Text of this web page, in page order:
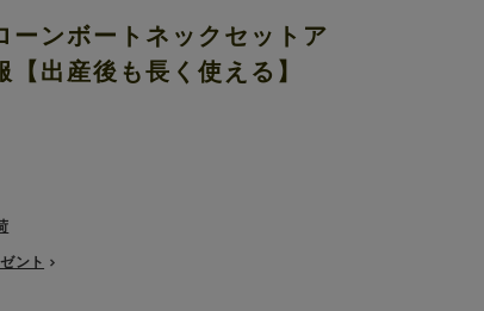
ーンボートネックセットア
出産後も長く使える】
ント